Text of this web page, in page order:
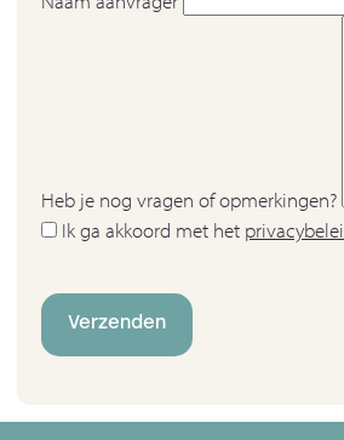
Heb je nog vragen of opmerkingen?
Ik ga akkoord met het
Verzenden